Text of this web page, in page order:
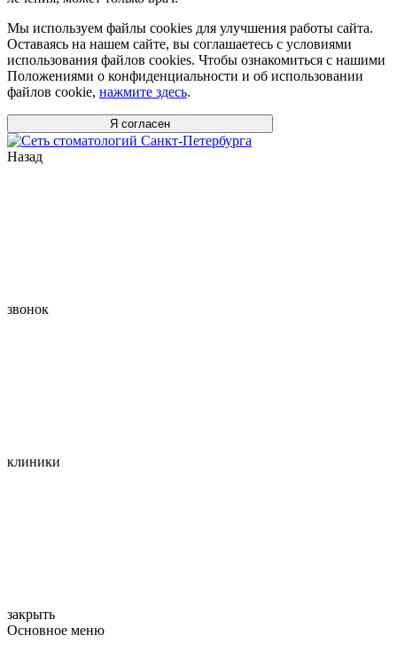
Мы используем файлы cookies для улучшения работы сайта.
Оставаясь на нашем сайте, вы соглашаетесь с условиями
использования файлов cookies. Чтобы ознакомиться с нашими
Положениями о конфиденциальности и об использовании
файлов cookie, нажмите здесь.
Я согласен
Назад
звонок
клиники
закрыть
Основное меню